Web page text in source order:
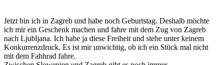
Jetzt bin ich in Zagreb und habe noch Geburtstag. Deshalb möchte
ich mir ein Geschenk machen und fahre mit dem Zug von Zagreb
nach Ljubljana. Ich habe ja diese Freiheit und stehe unter keinem
Konkurrenzdruck. Es ist mir unwichtig, ob ich ein Stück mal nicht
mit dem Fahhrad fahre.